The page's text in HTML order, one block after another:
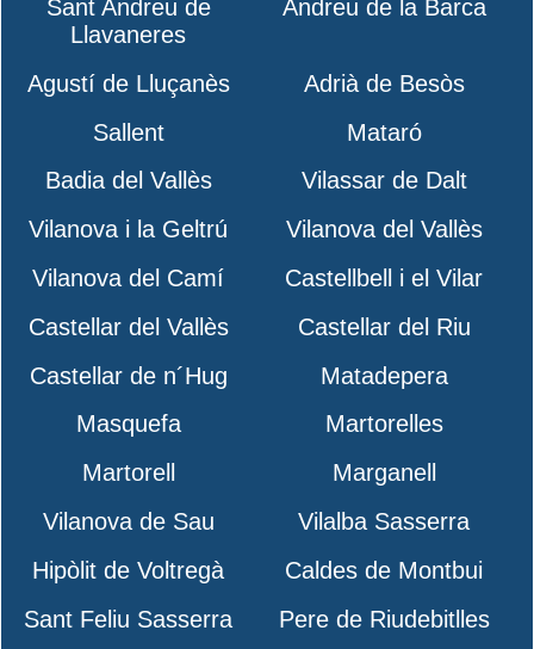
Sant Andreu de
Llavaneres
Andreu de la Barca
Agustí de Lluçanès
Adrià de Besòs
Sallent
Mataró
Badia del Vallès
Vilassar de Dalt
Vilanova i la Geltrú
Vilanova del Vallès
Vilanova del Camí
Castellbell i el Vilar
Castellar del Vallès
Castellar del Riu
Castellar de n´Hug
Matadepera
Masquefa
Martorelles
Martorell
Marganell
Vilanova de Sau
Vilalba Sasserra
Hipòlit de Voltregà
Caldes de Montbui
Sant Feliu Sasserra
Pere de Riudebitlles